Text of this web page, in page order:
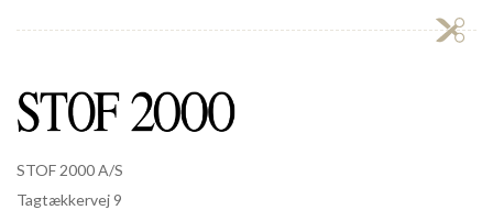
STOF 2000 A/S
Tagtækkervej 9